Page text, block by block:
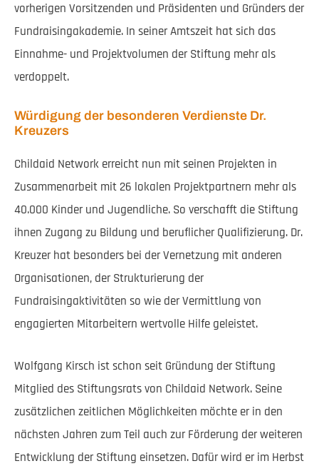
vorherigen Vorsitzenden und Präsidenten und Gründers der
Fundraisingakademie. In seiner Amtszeit hat sich das
Einnahme- und Projektvolumen der Stiftung mehr als
verdoppelt.
Würdigung der besonderen Verdienste Dr.
Kreuzers
Childaid Network erreicht nun mit seinen Projekten in
Zusammenarbeit mit 26 lokalen Projektpartnern mehr als
40.000 Kinder und Jugendliche. So verschafft die Stiftung
ihnen Zugang zu Bildung und beruflicher Qualifizierung. Dr.
Kreuzer hat besonders bei der Vernetzung mit anderen
Organisationen, der Strukturierung der
Fundraisingaktivitäten so wie der Vermittlung von
engagierten Mitarbeitern wertvolle Hilfe geleistet.
Wolfgang Kirsch ist schon seit Gründung der Stiftung
Mitglied des Stiftungsrats von Childaid Network. Seine
zusätzlichen zeitlichen Möglichkeiten möchte er in den
nächsten Jahren zum Teil auch zur Förderung der weiteren
Entwicklung der Stiftung einsetzen. Dafür wird er im Herbst